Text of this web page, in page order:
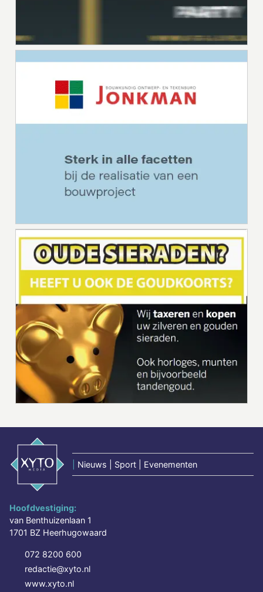
Nieuws | Sport | Evenementen
Hoofdvestiging:
van Benthuizenlaan 1
1701 BZ Heerhugowaard
072 8200 600
redactie@xyto.nl
www.xyto.nl